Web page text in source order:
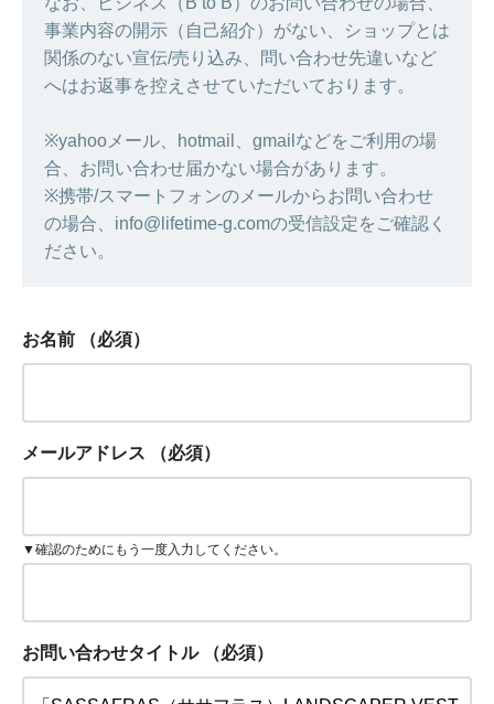
事業内容の開示（自己紹介）がない、ショップとは
関係のない宣伝/売り込み、問い合わせ先違いなど
へはお返事を控えさせていただいております。
※yahooメール、hotmail、gmailなどをご利用の場
合、お問い合わせ届かない場合があります。
※携帯/スマートフォンのメールからお問い合わせ
の場合、info@lifetime-g.comの受信設定をご確認く
ださい。
お名前 （必須）
メールアドレス （必須）
▼確認のためにもう一度入力してください。
お問い合わせタイトル （必須）